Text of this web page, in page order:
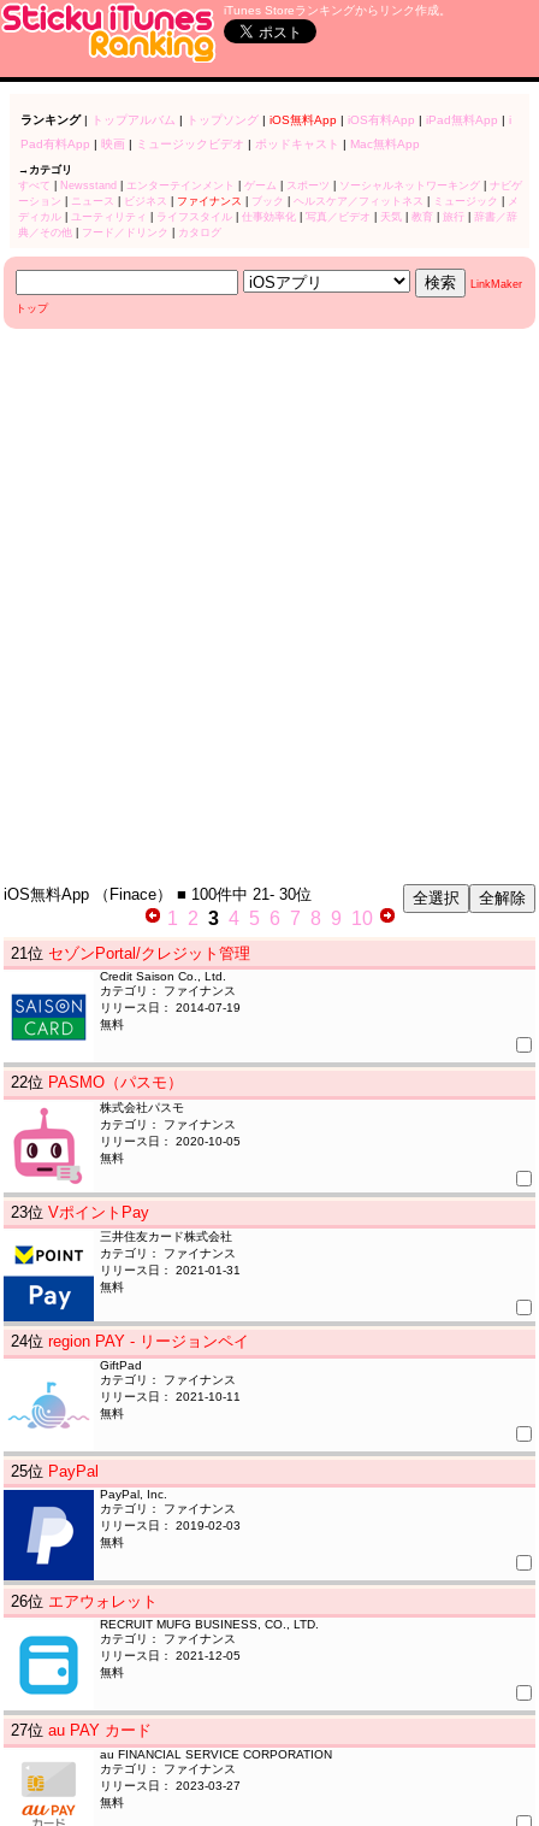
iTunes Storeランキングからリンク作成。
ランキング| トップアルバム | トップソング| iOS無料App| iOS有料App | iPad無料App | i
Pad有料App | 映画| ミュージックビデオ | ポッドキャスト | Mac無料App
→カテゴリ
すべて
Newsstand エンターテインメント ゲーム スポーツ ソーシャルネットワーキング| ナビゲ
ーション
ニュース ビジネス ファイナンス ブック ヘルスケア／フィットネス ミュージック
メ
ディカル| ユーティリティ ライフスタイル| 仕事効率化 写真／ビデオ 天気| 教育| 旅行| 辞書／辞
典／その他
フード／ドリンク カタログ
LinkMaker
トップ
iOS無料App （Finace） ■ 100件中 21- 30位
1 2 3 4 5 6 7 8 9 10
21位 セゾンPortal/クレジット管理
Credit Saison Co., Ltd.
カテゴリ： ファイナンス
リリース日： 2014-07-19
無料
22位 PASMO（パスモ）
株式会社パスモ
カテゴリ： ファイナンス
リリース日： 2020-10-05
無料
23位VポイントPay
三井住友カード株式会社
カテゴリ： ファイナンス
リリース日： 2021-01-31
無料
24位region PAY - リージョンペイ
GiftPad
カテゴリ： ファイナンス
リリース日： 2021-10-11
無料
25位 PayPal
PayPal, Inc.
カテゴリ： ファイナンス
リリース日： 2019-02-03
無料
26位 エアウォレット
RECRUIT MUFG BUSINESS, CO., LTD.
カテゴリ： ファイナンス
リリース日： 2021-12-05
無料
27位au PAY カード
au FINANCIAL SERVICE CORPORATION
カテゴリ： ファイナンス
リリース日： 2023-03-27
無料